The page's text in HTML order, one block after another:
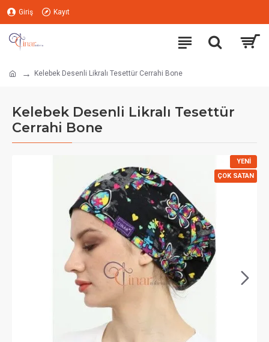
Giriş Kayıt
Kelebek Desenli Likralı Tesettür Cerrahi Bone
Kelebek Desenli Likralı Tesettür
Cerrahi Bone
YENI
ÇOK SATAN